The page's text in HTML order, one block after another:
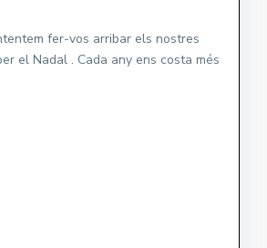
fer-vos arribar els nostres
el Nadal . Cada any ens costa més